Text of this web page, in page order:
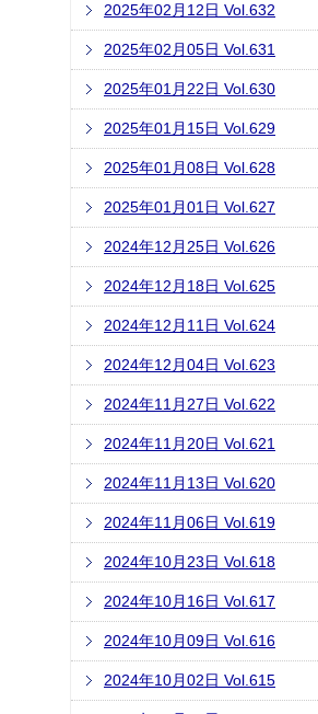
2025年02月12日 Vol.632
2025年02月05日 Vol.631
2025年01月22日 Vol.630
2025年01月15日 Vol.629
2025年01月08日 Vol.628
2025年01月01日 Vol.627
2024年12月25日 Vol.626
2024年12月18日 Vol.625
2024年12月11日 Vol.624
2024年12月04日 Vol.623
2024年11月27日 Vol.622
2024年11月20日 Vol.621
2024年11月13日 Vol.620
2024年11月06日 Vol.619
2024年10月23日 Vol.618
2024年10月16日 Vol.617
2024年10月09日 Vol.616
2024年10月02日 Vol.615